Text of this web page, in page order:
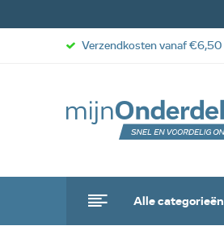
Alle categorieën
Verzendkosten vanaf €6,50